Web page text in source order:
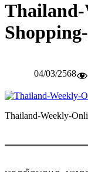
04/03/2568
Thailand-Weekly-